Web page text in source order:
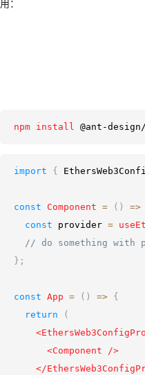
用：
npm install @ant-
import {
const Component = ( )
=>
const provider =
// do something with
} ;
const App = ( ) => {
return
(
<
<Component
/>
</